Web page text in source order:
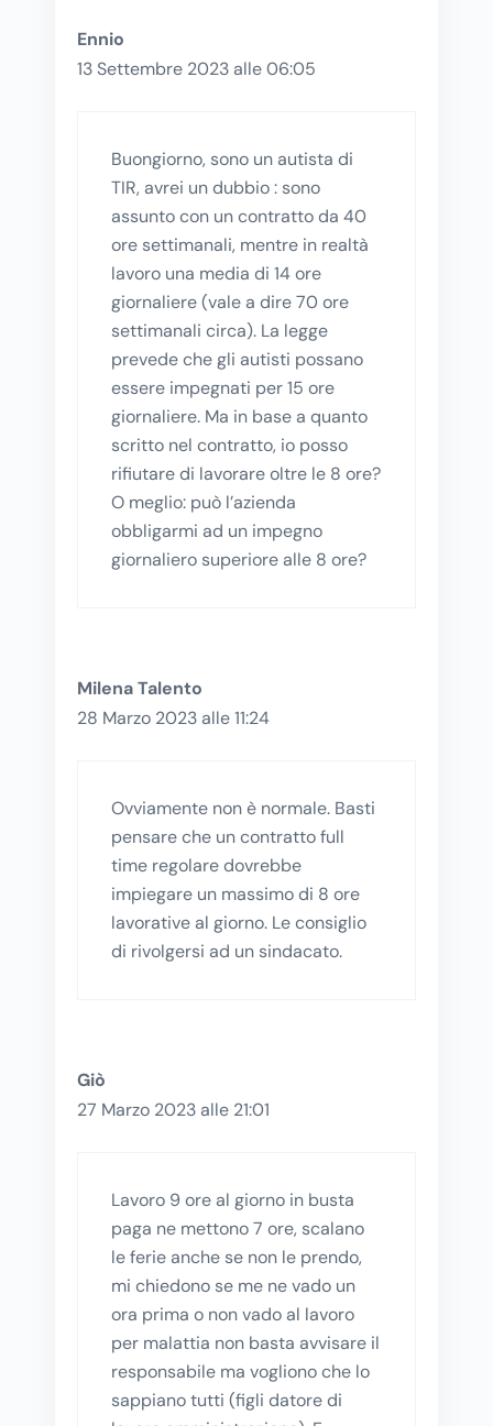
Ennio
13 Settembre 2023 alle 06:05
Buongiorno, sono un autista di
TIR, avrei un dubbio : sono
assunto con un contratto da 40
ore settimanali, mentre in realtà
lavoro una media di 14 ore
giornaliere (vale a dire 70 ore
settimanali circa). La legge
prevede che gli autisti possano
essere impegnati per 15 ore
giornaliere. Ma in base a quanto
scritto nel contratto, io posso
rifiutare di lavorare oltre le 8 ore?
O meglio: può l’azienda
obbligarmi ad un impegno
giornaliero superiore alle 8 ore?
Milena Talento
28 Marzo 2023 alle 11:24
Ovviamente non è normale. Basti
pensare che un contratto full
time regolare dovrebbe
impiegare un massimo di 8 ore
lavorative al giorno. Le consiglio
di rivolgersi ad un sindacato.
Giò
27 Marzo 2023 alle 21:01
Lavoro 9 ore al giorno in busta
paga ne mettono 7 ore, scalano
le ferie anche se non le prendo,
mi chiedono se me ne vado un
ora prima o non vado al lavoro
per malattia non basta avvisare il
responsabile ma vogliono che lo
sappiano tutti (figli datore di